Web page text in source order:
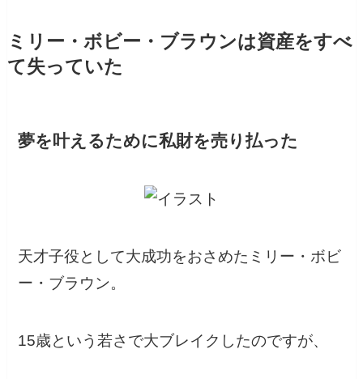
ミリー・ボビー・ブラウンは資産をすべ
て失っていた
夢を叶えるために私財を売り払った
天才子役として大成功をおさめたミリー・ボビ
ー・ブラウン。
15歳という若さで大ブレイクしたのですが、